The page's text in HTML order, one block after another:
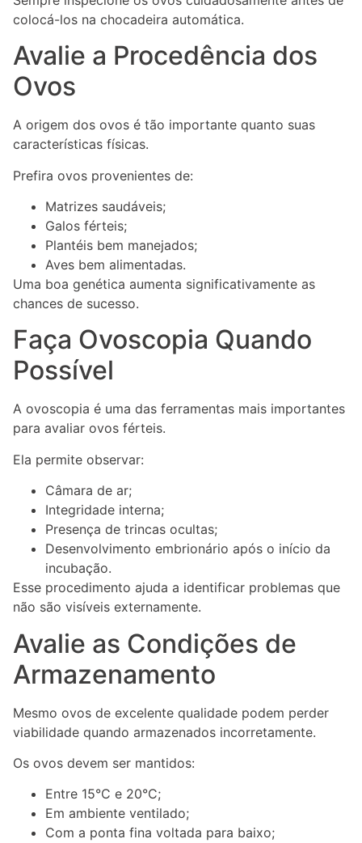
colocá-los na chocadeira automática.
Avalie a Procedência dos
Ovos
A origem dos ovos é tão importante quanto suas
características físicas.
Prefira ovos provenientes de:
Matrizes saudáveis;
Galos férteis;
Plantéis bem manejados;
Aves bem alimentadas.
Uma boa genética aumenta significativamente as
chances de sucesso.
Faça Ovoscopia Quando
Possível
A ovoscopia é uma das ferramentas mais importantes
para avaliar ovos férteis.
Ela permite observar:
Câmara de ar;
Integridade interna;
Presença de trincas ocultas;
Desenvolvimento embrionário após o início da
incubação.
Esse procedimento ajuda a identificar problemas que
não são visíveis externamente.
Avalie as Condições de
Armazenamento
Mesmo ovos de excelente qualidade podem perder
viabilidade quando armazenados incorretamente.
Os ovos devem ser mantidos:
Entre 15°C e 20°C;
Em ambiente ventilado;
Com a ponta fina voltada para baixo;